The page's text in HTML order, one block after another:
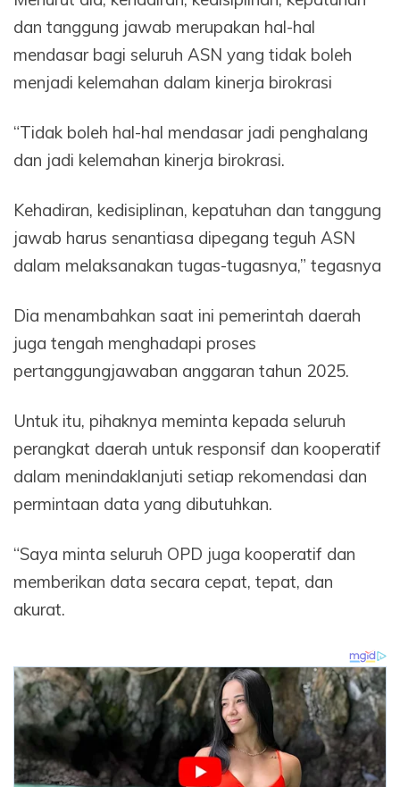
dan tanggung jawab merupakan hal-hal
mendasar bagi seluruh ASN yang tidak boleh
menjadi kelemahan dalam kinerja birokrasi
“Tidak boleh hal-hal mendasar jadi penghalang
dan jadi kelemahan kinerja birokrasi.
Kehadiran, kedisiplinan, kepatuhan dan tanggung
jawab harus senantiasa dipegang teguh ASN
dalam melaksanakan tugas-tugasnya,” tegasnya
Dia menambahkan saat ini pemerintah daerah
juga tengah menghadapi proses
pertanggungjawaban anggaran tahun 2025.
Untuk itu, pihaknya meminta kepada seluruh
perangkat daerah untuk responsif dan kooperatif
dalam menindaklanjuti setiap rekomendasi dan
permintaan data yang dibutuhkan.
“Saya minta seluruh OPD juga kooperatif dan
memberikan data secara cepat, tepat, dan
akurat.